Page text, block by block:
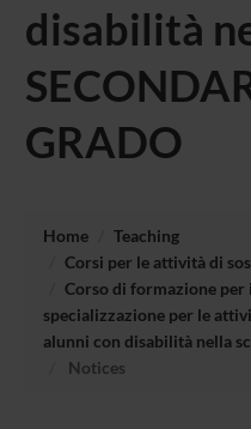
disabilità
GRADO
Home
Teaching
Corsi per le attività di
Corso di formazione per
specializzazione per le
alunni con disabilità nella
Notices